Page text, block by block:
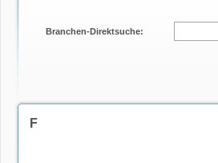
Branchen-Direktsuche:
F